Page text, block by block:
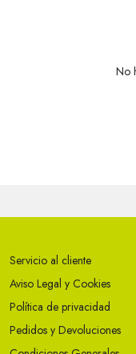
No
Servicio al cliente
Aviso Legal y Cookies
Política de privacidad
Pedidos y Devoluciones